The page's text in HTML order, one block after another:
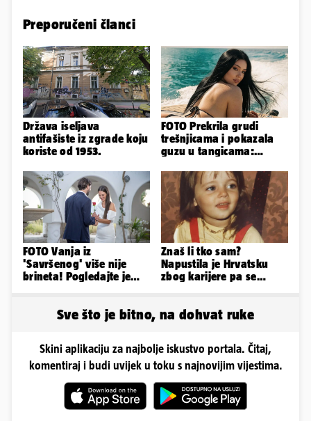
Preporučeni članci
Država iseljava
antifašiste iz zgrade koju
koriste od 1953.
FOTO Prekrila grudi
trešnjicama i pokazala
guzu u tangicama:
Slavonka
FOTO Vanja iz
'Savršenog' više nije
brineta! Pogledajte je
Znaš li tko sam?
Napustila je Hrvatsku
zbog karijere pa se
Sve što je bitno, na dohvat ruke
Skini aplikaciju za najbolje iskustvo portala. Čitaj,
komentiraj i budi uvijek u toku s najnovijim vijestima.